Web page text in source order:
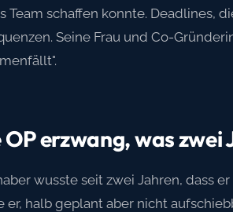
Team schaffen konnte. Deadlines,
Seine Frau und Co-
OP erzwang, was
wusste seit zwei Jahren, dass
er, halb geplant aber nicht